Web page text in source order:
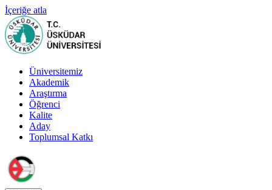
İçeriğe atla
Üniversitemiz
Akademik
Araştırma
Öğrenci
Kalite
Aday
Toplumsal Katkı